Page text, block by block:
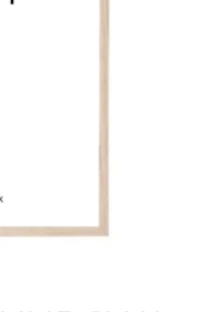
imageimage
larger image